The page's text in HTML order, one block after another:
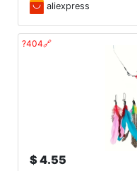
aliexpress
🔗404?
4.55 $